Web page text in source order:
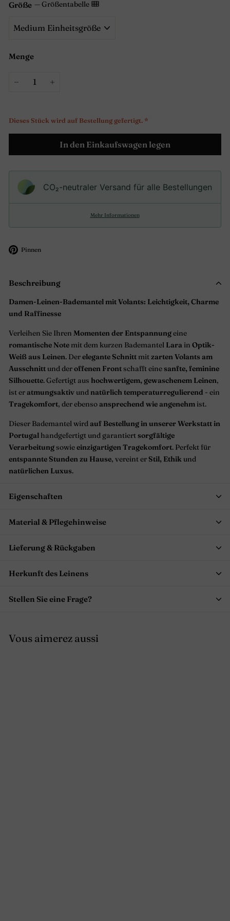
Größe —Größentabelle
Menge
Dieses Stück wird auf Bestellung gefertigt. *
In den Einkaufswagen legen
CO₂-neu­t­raler Versand für alle Bestellungen
Mehr Informationen
Pinnen
Beschreibung
Damen-Leinen-Bademantel mit Volants: Leichtigkeit, Charme
und Raffinesse
Verleihen Sie Ihren Momenten der Entspannungeine
romantische Note mit dem kurzen Bademantel Lara in Optik-
Weiß aus Leinen. Derelegante Schnitt mitzarten Volants am
Ausschnitt und deroffenen Front schafft einesanfte, feminine
Silhouette. Gefertigt aus hochwertigem, gewaschenem Leinen,
ist eratmungsaktiv und natürlich temperaturregulierend - ein
Tragekomfort, der ebensoansprechend wie angenehm ist.
Dieser Bademantel wirdauf Bestellung in unserer Werkstatt in
Portugal handgefertigt und garantiertsorgfältige
Verarbeitung sowieeinzigartigen Tragekomfort. Perfekt für
entspannte Stunden zu Hause, vereint erStil, Ethik und
natürlichen Luxus.
Eigenschaften
Material & Pflegehinweise
Lieferung & Rückgaben
Herkunft des Leinens
Stellen Sie eine Frage?
Vous aimerez aussi